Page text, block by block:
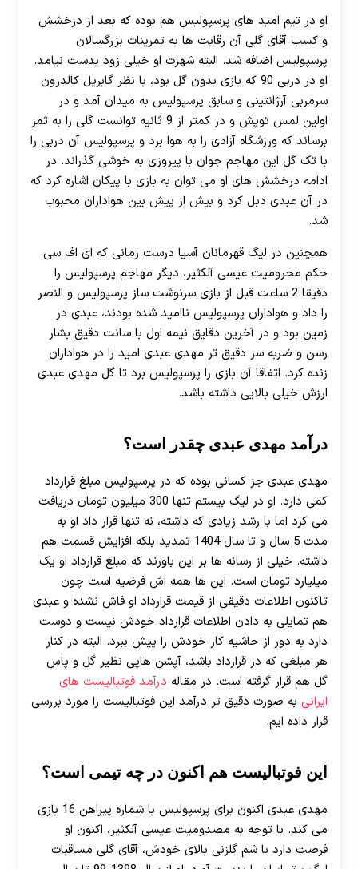
او در تیم امید های پرسپولیس هم بوده که بعد از درخشش
و کسب آقای گلی آن رقابت ها به تمرینات بزرگسالان
پرسپولیس اضافه شد. البته شهرت او خیلی زود بدست نیامد.
او در دربی 90 که بازی بدون گل بود، با نظر گابریل کالدرون
سرمربی آرژانتینی و سابق پرسپولیس به میدان آمد و در
اولین لمس توپش و در کمتر از 9 ثانیه توانست گلی را به ثمر
برساند که ورزشگاه آزادی را به هوا برد و پرسپولیس آن دربی را
با تک گل این مهاجم جوان با پیروزی به خوشی گذراند. در
ادامه درخشش های او می توان به بازی با پیکان اشاره کرد که
در آن عبدی دبل کرد و بیش از پیش بین هواداران محبوب
شد.
همچنین در لیگ قهرمانان آسیا درست زمانی که ای اف سی
حکم محرومیت عیسی آلکثیر، دیگر مهاجم پرسپولیس را
دقیقا 2 ساعت قبل از بازی سرنوشت ساز پرسپولیس و النصر
را داد و هواداران پرسپولیس ناامید شده بودند، عبدی در
زمین بود و در آخرین دقایق نیمه اول با سانت دقیق بشار
رسن و ضربه سر دقیق تر مهدی عبدی امید را در هواداران
زنده کرد. اتفاقا آن بازی را پرسپولیس برد تا گل مهدی عبدی
ارزش خیلی بالایی داشته باشد.
درآمد مهدی عبدی چقدر است؟
مهدی عبدی جز کسانی بوده که در پرسپولیس مبلغ قرارداد
کمی دارد. او در لیگ بیستم تنها 300 میلیون تومان دریافت
می کرد اما با رشد زیادی که داشته، نه تنها قرار داد او به
مدت 5 سال و تا سال 1404 تمدید بلکه افزایش قسمت هم
داشته. خیلی از رسانه ها بر این باورند که مبلغ قرارداد او یک
میلیارد تومان است. این ها همه اش فرضیه است چون
تاکنون اطلاعات دقیقی از قیمت قرارداد او فاش نشده و عبدی
هم تمایلی به دادن اطلاعات قرارداد خودش نیست و دوست
دارد به دور از حاشیه کار خودش را پیش ببرد. البته در کنار
هر مبلغی که در قرارداد باشد، آپشن هایی نظیر گل و پاس
گل هم قرار گرفته است. در مقاله درآمد فوتبالیست های
ایرانی به صورت دقیق تر درآمد این فوتبالیست را مورد بررسی
قرار داده ایم.
این فوتبالیست هم اکنون در چه تیمی است؟
مهدی عبدی اکنون برای پرسپولیس با شماره پیراهن 16 بازی
می کند. با توجه به مصدومیت عیسی آلکثیر، اکنون او
فرصت دارد با شم گلزنی بالای خودش، آقای گلی مساقبات